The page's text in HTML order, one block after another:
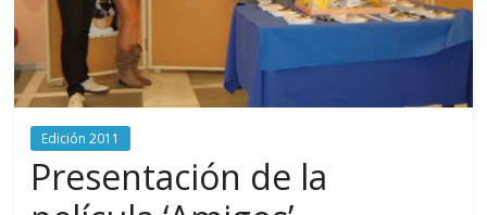
Edición 2011
Presentación de la